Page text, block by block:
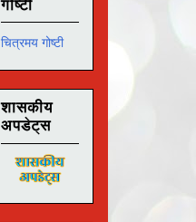
गोष्टी
चित्रमय गोष्टी
शासकीय
अपडेट्स